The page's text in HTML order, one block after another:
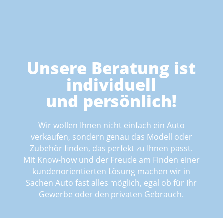
Unsere Beratung ist
individuell
und persönlich!
Wir wollen Ihnen nicht einfach ein Auto
verkaufen, sondern genau das Modell oder
Zubehör finden, das perfekt zu Ihnen passt.
Mit Know-how und der Freude am Finden einer
kundenorientierten Lösung machen wir in
Sachen Auto fast alles möglich, egal ob für Ihr
Gewerbe oder den privaten Gebrauch.